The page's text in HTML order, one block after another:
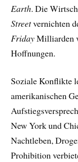
Earth. Die
Streetvernichten
FridayMilliarden
Hoffnungen.
Soziale Konflikte
amerikanischen
New York und
Nachtleben,
Prohibition